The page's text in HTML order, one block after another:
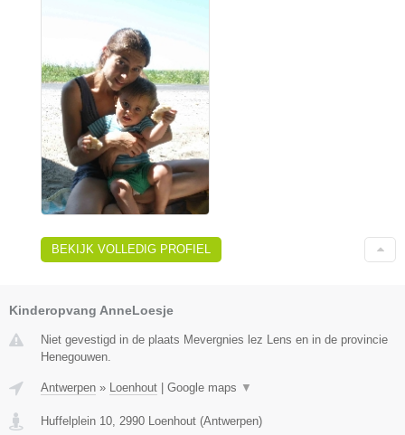
BEKIJK VOLLEDIG PROFIEL
Kinderopvang AnneLoesje
Niet gevestigd in de plaats Mevergnies lez Lens en in de provincie
Henegouwen.
Antwerpen » Loenhout | Google maps ▼
Huffelplein 10 2990 Loenhout (Antwerpen)